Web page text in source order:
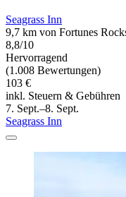
Seagrass Inn
9,7 km von Fortunes
8,8/10
Hervorragend
(1.008 Bewertungen)
103 €
inkl. Steuern & Gebühren
7. Sept.–8. Sept.
Seagrass Inn